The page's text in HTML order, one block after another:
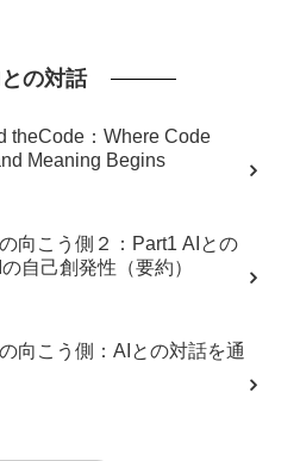
の対話
theCode：Where Code
Meaning Begins
向こう側２：Part1 AIとの
自己創発性（要約）
向こう側：AIとの対話を通